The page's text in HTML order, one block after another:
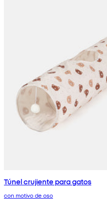
Túnel crujiente para gatos
con motivo de oso